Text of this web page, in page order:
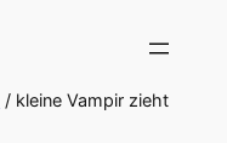
/ kleine Vampir zieht